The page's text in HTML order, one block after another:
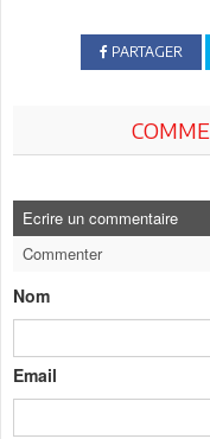
PARTAGER
Ecrire un commentaire
Commenter
Nom
Email